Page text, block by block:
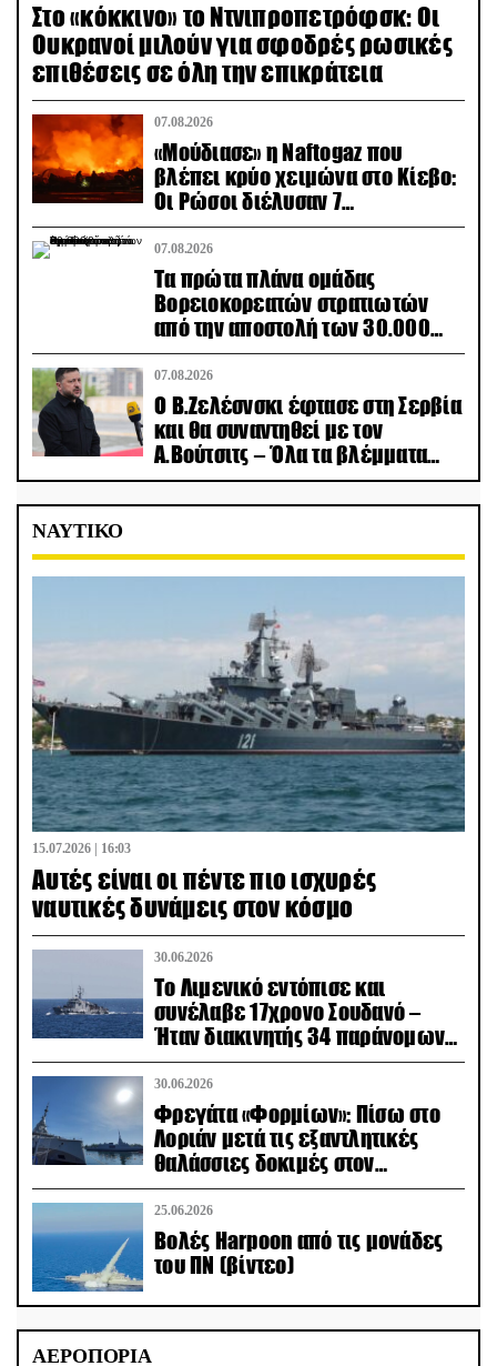
Στο «κόκκινο» το Ντνιπροπετρόφσκ: Οι
Ουκρανοί μιλούν για σφοδρές ρωσικές
επιθέσεις σε όλη την επικράτεια
07.08.2026
«Μούδιασε» η Naftogaz που
βλέπει κρύο χειμώνα στο Κίεβο:
Οι Ρώσοι διέλυσαν 7
εγκαταστάσεις του ουκρανικού
κολοσσού!
07.08.2026
Τα πρώτα πλάνα ομάδας
Βορειοκορεατών στρατιωτών
από την αποστολή των 30.000
που έφτασαν στη Ρωσία (βίντεο)
07.08.2026
Ο Β.Ζελέσνσκι έφτασε στη Σερβία
και θα συναντηθεί με τον
Α.Βούτσιτς – Όλα τα βλέμματα
στις σχέσεις με τη Ρωσία
ΝΑΥΤΙΚΟ
15.07.2026 | 16:03
Aυτές είναι οι πέντε πιο ισχυρές
ναυτικές δυνάμεις στον κόσμο
30.06.2026
Το Λιμενικό εντόπισε και
συνέλαβε 17χρονο Σουδανό –
Ήταν διακινητής 34 παράνομων
μεταναστών
30.06.2026
Φρεγάτα «Φορμίων»: Πίσω στο
Λοριάν μετά τις εξαντλητικές
θαλάσσιες δοκιμές στον
απαιτητικό Βισκαϊκό
25.06.2026
Βολές Harpoon από τις μονάδες
του ΠΝ (βίντεο)
ΑΕΡΟΠΟΡΙΑ